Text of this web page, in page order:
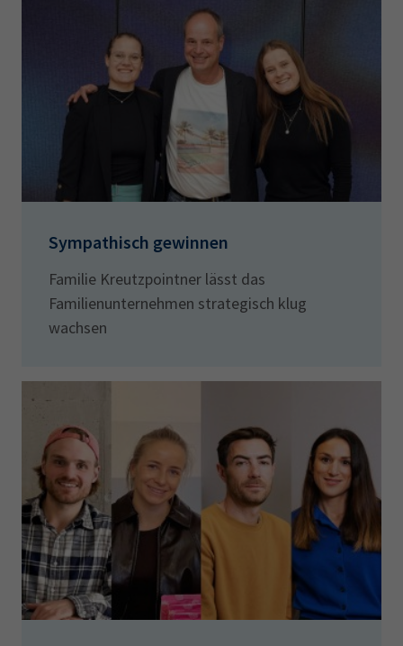
Sympathisch gewinnen
Familie Kreutzpointner lässt das
Familienunternehmen strategisch klug
wachsen